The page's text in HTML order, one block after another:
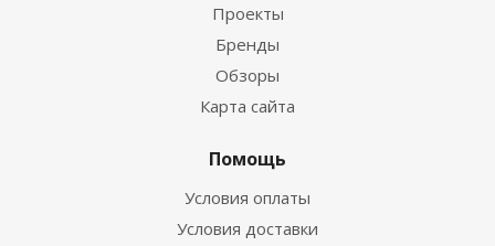
Проекты
Бренды
Обзоры
Карта сайта
Помощь
Условия оплаты
Условия доставки